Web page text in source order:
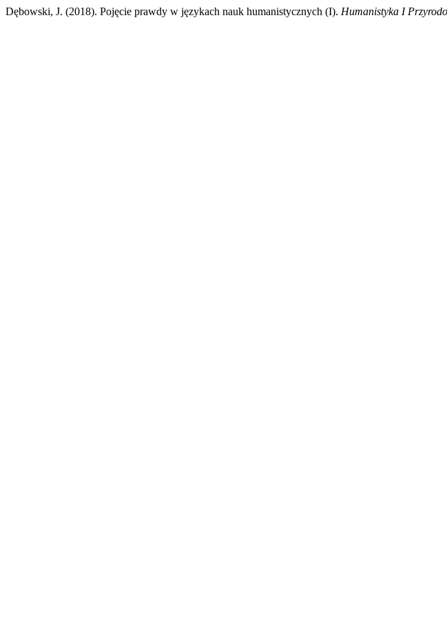
Dębowski, J. (2018). Pojęcie prawdy w językach nauk humanistycznych (I). Humanistyka I